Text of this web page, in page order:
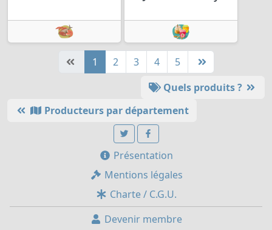
1 2 3 4
5
Quels produits ?
Producteurs par département
Présentation
Mentions légales
Charte / C.G.U.
Devenir membre